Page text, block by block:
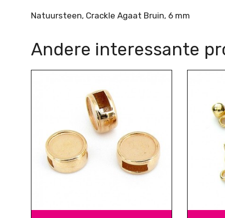
Natuursteen, Crackle Agaat Bruin, 6 mm
Andere interessante